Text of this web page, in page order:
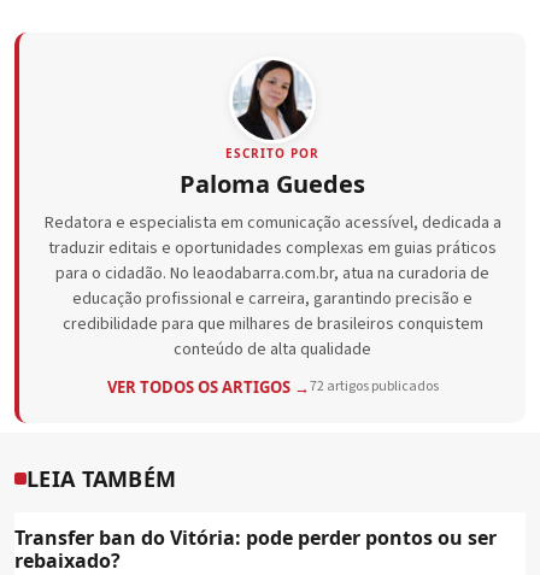
ESCRITO POR
Paloma Guedes
Redatora e especialista em comunicação acessível, dedicada a
traduzir editais e oportunidades complexas em guias práticos
para o cidadão. No leaodabarra.com.br, atua na curadoria de
educação profissional e carreira, garantindo precisão e
credibilidade para que milhares de brasileiros conquistem
conteúdo de alta qualidade
VER TODOS OS ARTIGOS →72 artigos publicados
LEIA TAMBÉM
Transfer ban do Vitória: pode perder pontos ou ser
rebaixado?